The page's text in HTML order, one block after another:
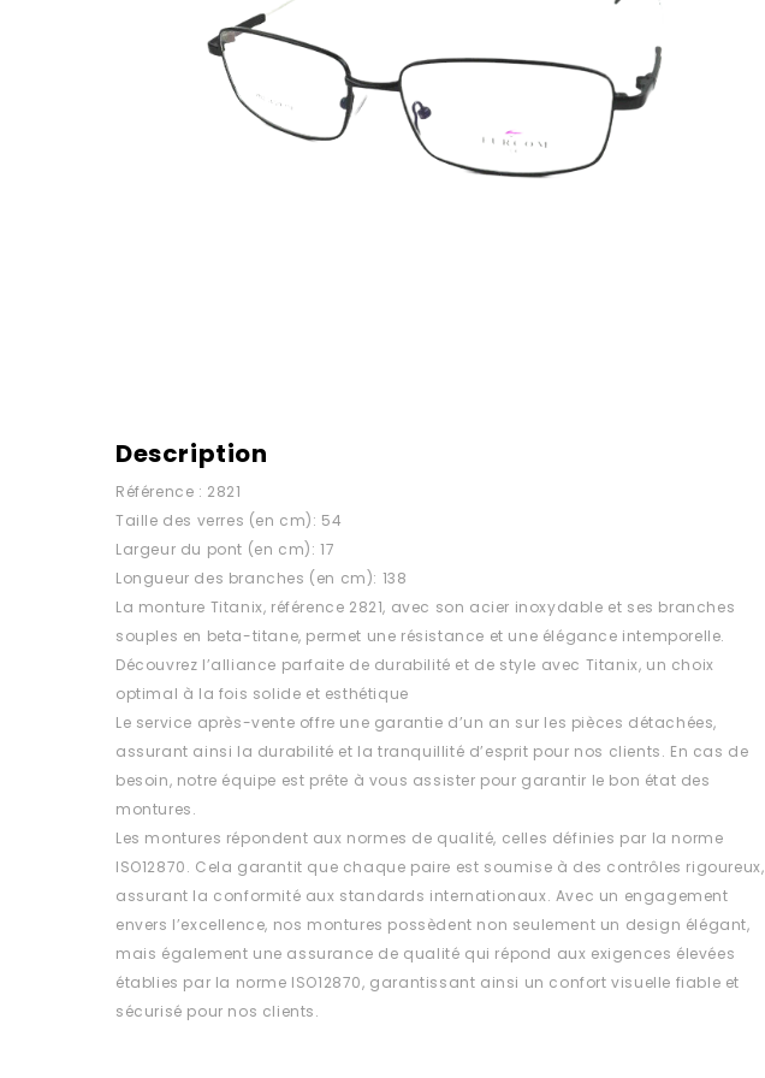
Description
Référence : 2821
Taille des verres (en cm): 54
Largeur du pont (en cm): 17
Longueur des branches (en cm): 138
La monture Titanix, référence 2821, avec son acier inoxydable et ses branches
souples en beta-titane, permet une résistance et une élégance intemporelle.
Découvrez l’alliance parfaite de durabilité et de style avec Titanix, un choix
optimal à la fois solide et esthétique
Le service après-vente offre une garantie d’un an sur les pièces détachées,
assurant ainsi la durabilité et la tranquillité d’esprit pour nos clients. En cas de
besoin, notre équipe est prête à vous assister pour garantir le bon état des
montures.
Les montures répondent aux normes de qualité, celles définies par la norme
ISO12870. Cela garantit que chaque paire est soumise à des contrôles rigoureux,
assurant la conformité aux standards internationaux. Avec un engagement
envers l’excellence, nos montures possèdent non seulement un design élégant,
mais également une assurance de qualité qui répond aux exigences élevées
établies par la norme ISO12870, garantissant ainsi un confort visuelle fiable et
sécurisé pour nos clients.